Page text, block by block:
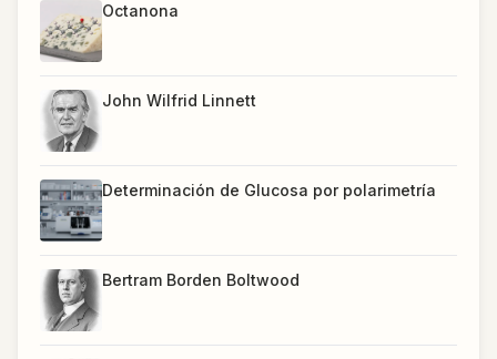
Octanona
John Wilfrid Linnett
Determinación de Glucosa por polarimetría
Bertram Borden Boltwood